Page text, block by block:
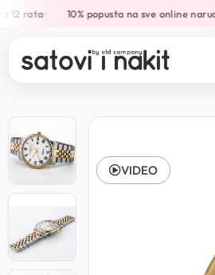
rata• 10% popusta na sve online
VIDEO